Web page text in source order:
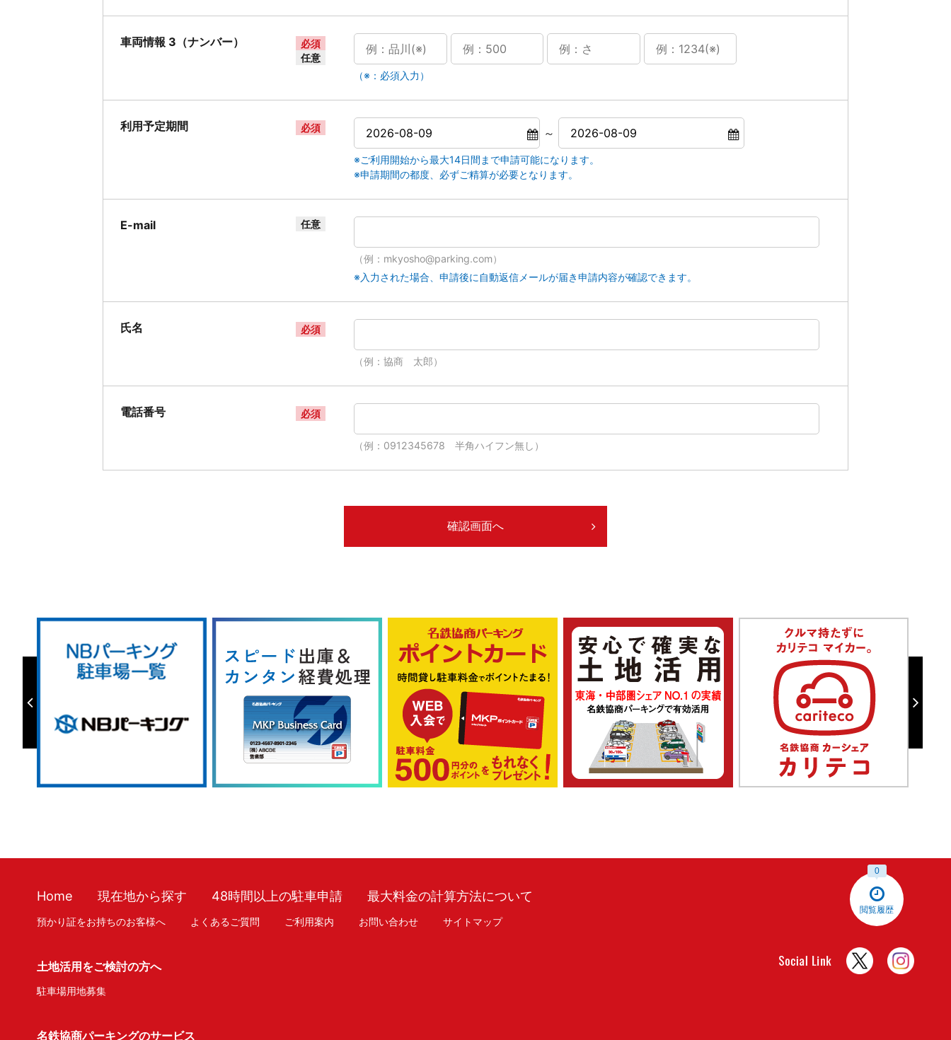
車両情報 3（ナンバー）
必須
任意
（※：必須入力）
利用予定期間 必須 ～
※ご利用開始から最大14日間まで申請可能になります。
※申請期間の都度、必ずご精算が必要となります。
E-mail 任意
（例：mkyosho@parking.com）
※入力された場合、申請後に自動返信メールが届き申請内容が確認できます。
氏名 必須
（例：協商 太郎）
電話番号 必須
（例：0912345678 半角ハイフン無し）
閲覧履歴
0
Home 現在地から探す 48時間以上の駐車申請 最大料金の計算方法について
預かり証をお持ちのお客様へ よくあるご質問 ご利用案内 お問い合わせ サイトマップ
土地活用をご検討の方へ
駐車場用地募集
名鉄協商パーキングのサービス